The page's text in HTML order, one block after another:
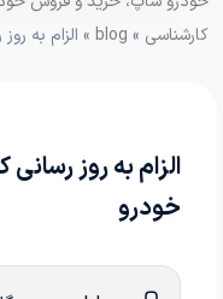
کارشناسی »
blog » الزام به
الزام به روز
خودرو